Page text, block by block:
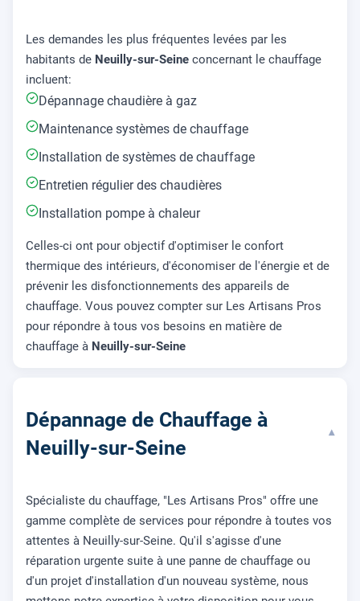
Les demandes les plus fréquentes levées par les
habitants de Neuilly-sur-Seine concernant le chauffage
incluent:
Dépannage chaudière à gaz
Maintenance systèmes de chauffage
Installation de systèmes de chauffage
Entretien régulier des chaudières
Installation pompe à chaleur
Celles-ci ont pour objectif d'optimiser le confort
thermique des intérieurs, d'économiser de l'énergie et de
prévenir les disfonctionnements des appareils de
chauffage. Vous pouvez compter sur Les Artisans Pros
pour répondre à tous vos besoins en matière de
chauffage à Neuilly-sur-Seine
Dépannage de Chauffage à
Neuilly-sur-Seine
▾
Spécialiste du chauffage, "Les Artisans Pros" offre une
gamme complète de services pour répondre à toutes vos
attentes à Neuilly-sur-Seine. Qu'il s'agisse d'une
réparation urgente suite à une panne de chauffage ou
d'un projet d'installation d'un nouveau système, nous